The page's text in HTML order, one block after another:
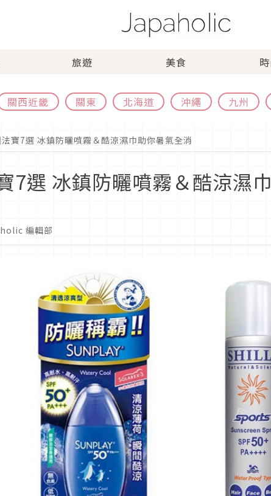
旅遊 美食
關西近畿 關東 北海道 沖繩 九州
寶7選 冰鎮防曬噴霧＆酷涼濕巾助你暑氣全消
7選 冰鎮防曬噴霧＆酷涼濕
編輯部